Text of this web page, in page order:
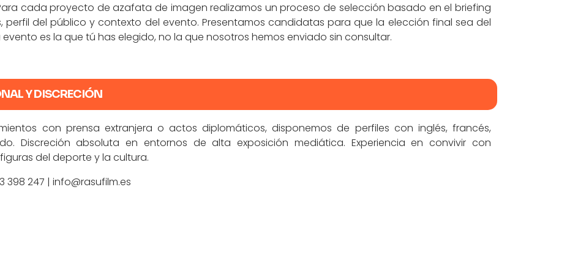
cada proyecto de azafata de imagen realizamos un proceso de selección basado en el briefing
perfil del público y contexto del evento. Presentamos candidatas para que la elección final sea del
es la que tú has elegido, no la que nosotros hemos enviado sin consultar.
Y DISCRECIÓN
con prensa extranjera o actos diplomáticos, disponemos de perfiles con inglés, francés,
Discreción absoluta en entornos de alta exposición mediática. Experiencia en convivir con
del deporte y la cultura.
398 247 | info@rasufilm.es